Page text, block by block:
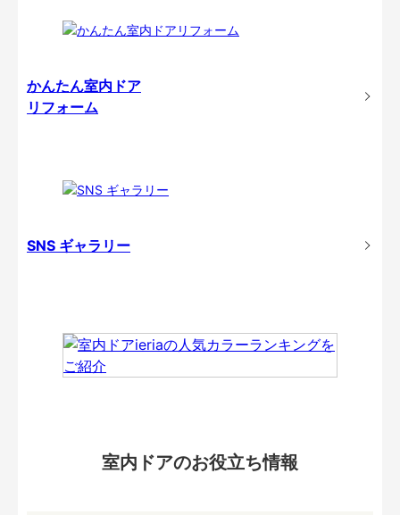
かんたん室内ドア
リフォーム
SNS ギャラリー
室内ドアのお役立ち情報